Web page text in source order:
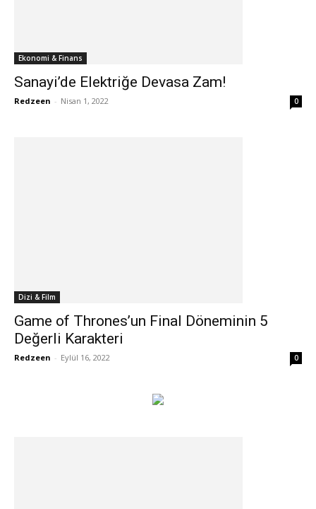
Ekonomi & Finans
Sanayi’de Elektriğe Devasa Zam!
Redzeen - Nisan 1, 2022 0
Dizi & Film
Game of Thrones’un Final Döneminin 5
Değerli Karakteri
Redzeen - Eylül 16, 2022 0